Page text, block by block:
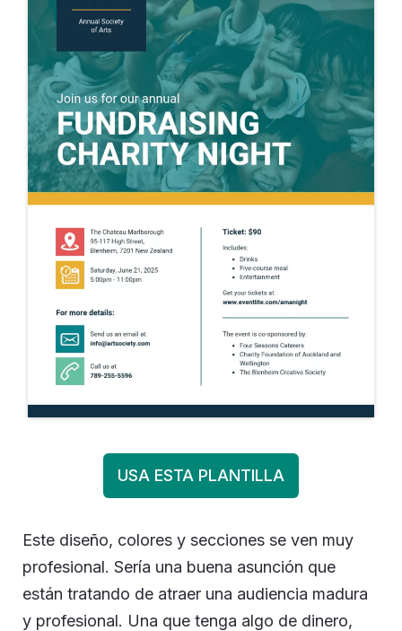
USA ESTA PLANTILLA
Este diseño, colores y secciones se ven muy
profesional. Sería una buena asunción que
están tratando de atraer una audiencia madura
y profesional. Una que tenga algo de dinero,